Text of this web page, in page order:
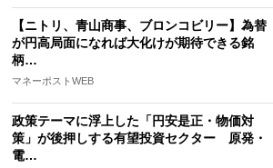
【ニトリ、青山商事、ブロンコビリー】為替
が円高局面になれば大化けが期待できる銘
柄…
マネーポストWEB
政策テーマに浮上した「円安是正・物価対
策」が後押しする有望投資セクター 原発・
電…